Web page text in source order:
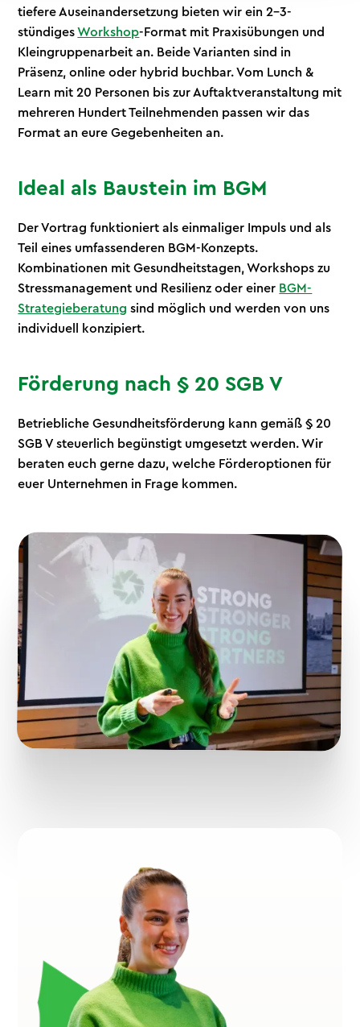
tiefere Auseinandersetzung bieten wir ein 2–3-
stündigesWorkshop-Format mit Praxisübungen und
Kleingruppenarbeit an. Beide Varianten sind in
Präsenz, online oder hybrid buchbar. Vom Lunch &
Learn mit 20 Personen bis zur Auftaktveranstaltung mit
mehreren Hundert Teilnehmenden passen wir das
Format an eure Gegebenheiten an.
Ideal als Baustein im BGM
Der Vortrag funktioniert als einmaliger Impuls und als
Teil eines umfassenderen BGM-Konzepts.
Kombinationen mit Gesundheitstagen, Workshops zu
Stressmanagement und Resilienz oder einer BGM-
Strategieberatung sind möglich und werden von uns
individuell konzipiert.
Förderung nach § 20 SGB V
Betriebliche Gesundheitsförderung kann gemäß § 20
SGB V steuerlich begünstigt umgesetzt werden. Wir
beraten euch gerne dazu, welche Förderoptionen für
euer Unternehmen in Frage kommen.